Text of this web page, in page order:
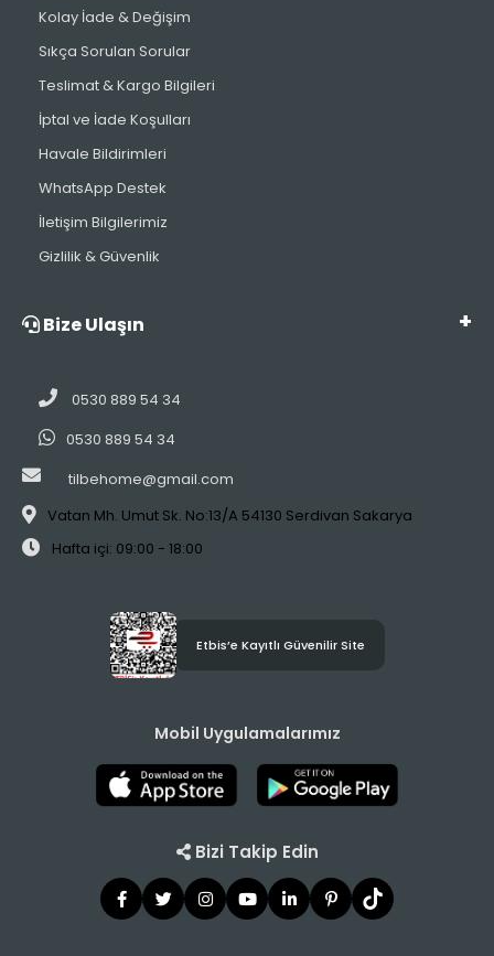
Kolay İade & Değişim
Sıkça Sorulan Sorular
Teslimat & Kargo Bilgileri
İptal ve İade Koşulları
Havale Bildirimleri
WhatsApp Destek
İletişim Bilgilerimiz
Gizlilik & Güvenlik
Bize Ulaşın
0530 889 54 34
0530 889 54 34
tilbehome@gmail.com
Vatan Mh. Umut Sk. No:13/A 54130 Serdivan Sakarya
Hafta içi: 09:00 - 18:00
Etbis’e Kayıtlı Güvenilir Site
Mobil Uygulamalarımız
Bizi Takip Edin